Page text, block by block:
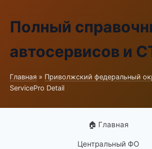
Полный
автосервисов и
Главная » Приволжский федеральный
ServicePro Detail
🏠 Главная
Центральный ФО